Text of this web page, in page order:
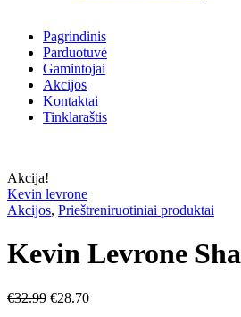
Pagrindinis
Parduotuvė
Gamintojai
Akcijos
Kontaktai
Tinklaraštis
Akcija!
Kevin levrone
Akcijos, Prieštreniruotiniai produktai
Kevin Levrone
€32.99 €28.70